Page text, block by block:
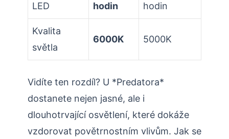
LED
hodin
hodin
Kvalita
světla
6000K 5000K
Vidíte ten rozdíl? U *Predatora*
dostanete nejen jasné, ale i
dlouhotrvající osvětlení, které dokáže
vzdorovat povětrnostním vlivům. Jak se